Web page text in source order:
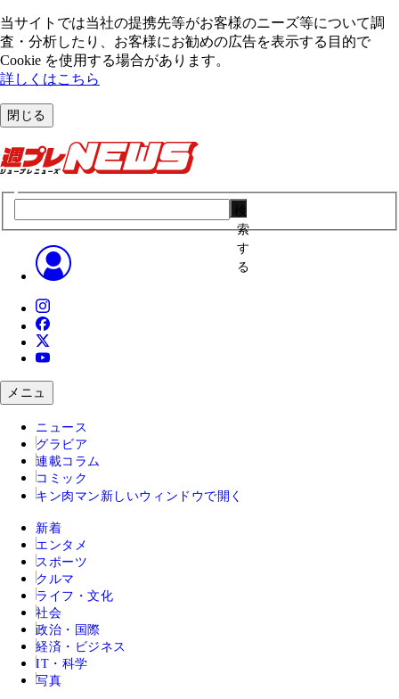
当サイトでは当社の提携先等がお客様のニーズ等について調
査・分析したり、お客様にお勧めの広告を表⽰する⽬的で
Cookie を使⽤する場合があります。
詳しくはこちら
閉じる
索
す
る
メニュ
ニュース
グラビア
連載コラム
コミック
キン肉マン 新しいウィンドウで開く
新着
エンタメ
スポーツ
クルマ
ライフ・文化
社会
政治・国際
経済・ビジネス
IT・科学
写真